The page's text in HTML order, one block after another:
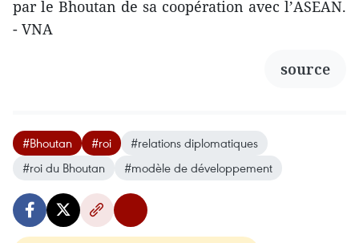
par le Bhoutan de sa coopération avec l’ASEAN.
- VNA
source
#Bhoutan #roi
#relations diplomatiques
#roi du Bhoutan
#modèle de développement